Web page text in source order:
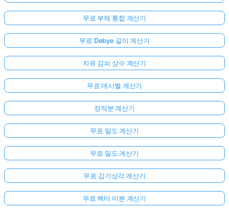
무료 부채 통합 계산기
무료 Debye 길이 계산기
자유 감쇠 상수 계산기
무료 데시벨 계산기
정적분 계산기
무료 밀도 계산기
무료 밀도 계산기
무료 감가상각 계산기
무료 벡터 미분 계산기